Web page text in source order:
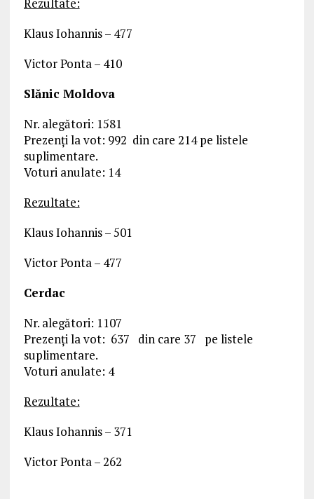
Klaus Iohannis – 477
Victor Ponta – 410
Slănic Moldova
Nr. alegători: 1581
Prezenți la vot: 992 din care 214 pe listele
suplimentare.
Voturi anulate: 14
Rezultate:
Klaus Iohannis – 501
Victor Ponta – 477
Cerdac
Nr. alegători: 1107
Prezenți la vot: 637 din care 37 pe listele
suplimentare.
Voturi anulate: 4
Rezultate:
Klaus Iohannis – 371
Victor Ponta – 262